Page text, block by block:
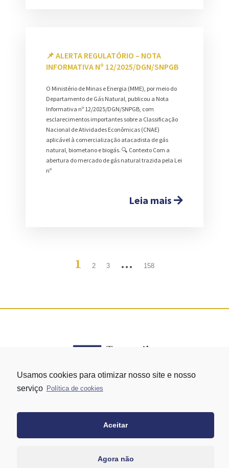
📌 ALERTA REGULATÓRIO – NOTA
INFORMATIVA Nº 12/2025/DGN/SNPGB
O Ministério de Minas e Energia (MME), por meio do
Departamento de Gás Natural, publicou a Nota
Informativa nº 12/2025/DGN/SNPGB, com
esclarecimentos importantes sobre a Classificação
Nacional de Atividades Econômicas (CNAE)
aplicável à comercialização atacadista de gás
natural, biometano e biogás. 🔍 Contexto Com a
abertura do mercado de gás natural trazida pela Lei
nº
Leia mais
1 2 3 … 158
+55 11 95058-7769 (Whatsapp)
Usamos cookies para otimizar nosso site e nosso
serviço Política de cookies
Aceitar
Agora não